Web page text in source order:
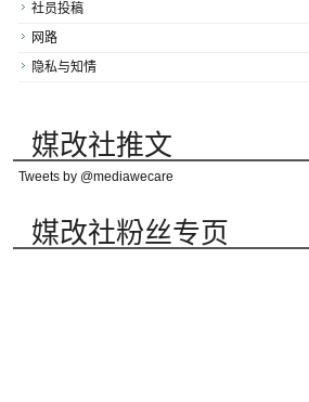
社员投稿
网路
隐私与知情
媒改社推文
Tweets by @mediawecare
媒改社粉丝专页